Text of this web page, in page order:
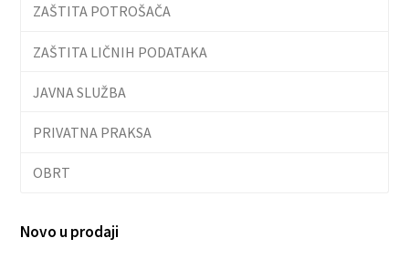
ZAŠTITA POTROŠAČA
ZAŠTITA LIČNIH PODATAKA
JAVNA SLUŽBA
PRIVATNA PRAKSA
OBRT
Novo u prodaji